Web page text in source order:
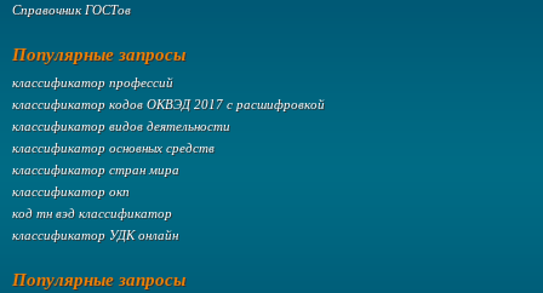
Справочник ГОСТов
Популярные запросы
классификатор профессий
классификатор кодов ОКВЭД 2017 с расшифровкой
классификатор видов деятельности
классификатор основных средств
классификатор стран мира
классификатор окп
код тн вэд классификатор
классификатор УДК онлайн
Популярные запросы